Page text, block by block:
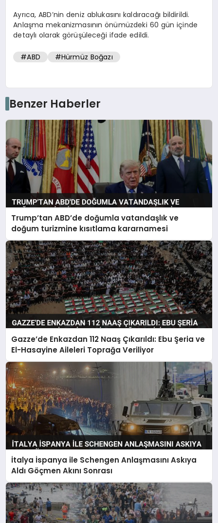
Ayrıca, ABD’nin deniz ablukasını kaldıracağı bildirildi.
Anlaşma mekanizmasının önümüzdeki 60 gün içinde
detaylı olarak görüşüleceği ifade edildi.
#ABD #Hürmüz Boğazı
Benzer Haberler
Trump’tan ABD’de doğumla vatandaşlık ve
doğum turizmine kısıtlama kararnamesi
Gazze’de Enkazdan 112 Naaş Çıkarıldı: Ebu Şeria ve
El-Hasayine Aileleri Toprağa Veriliyor
İtalya İspanya ile Schengen Anlaşmasını Askıya
Aldı Göçmen Akını Sonrası